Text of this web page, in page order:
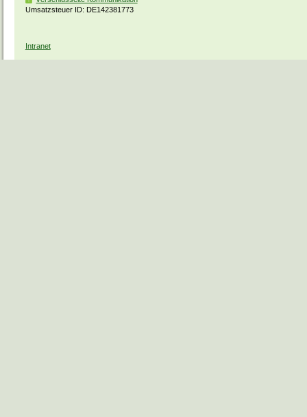
Umsatzsteuer ID: DE142381773
Intranet